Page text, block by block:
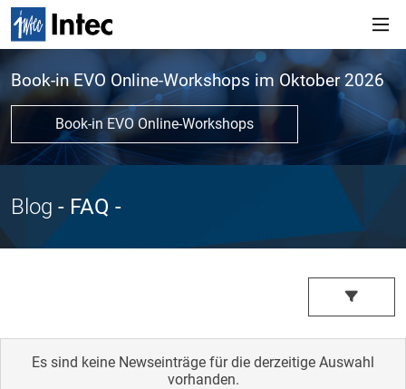
Book-in EVO Online-Workshops im Oktober 2026
Book-in EVO Online-Workshops
Blog - FAQ -
Es sind keine Newseinträge für die derzeitige Auswahl
vorhanden.